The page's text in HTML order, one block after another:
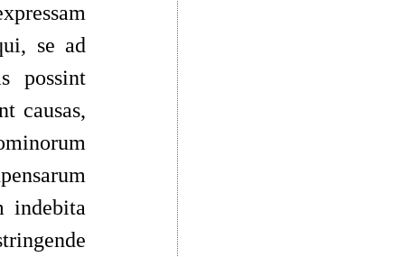
se ad
possint
causas,
indebita